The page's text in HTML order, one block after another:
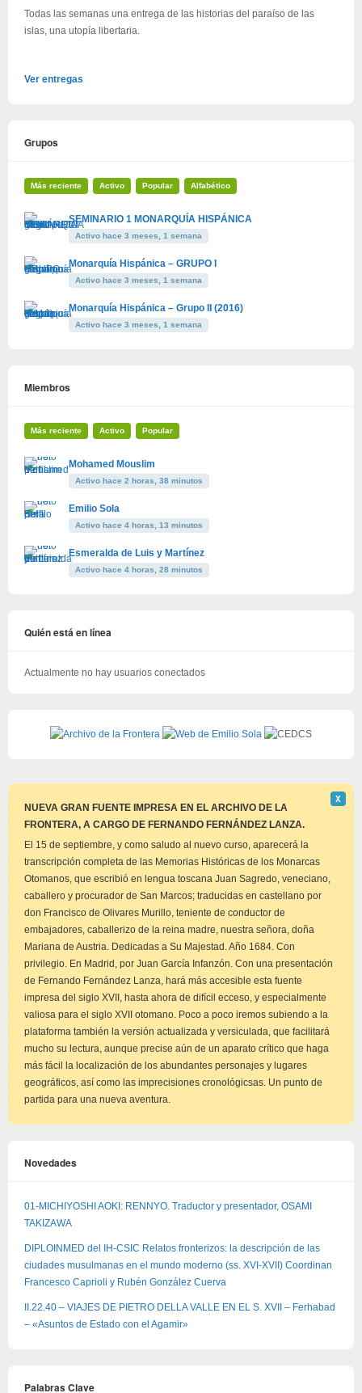
Todas las semanas una entrega de las historias del paraíso de las
islas, una utopía libertaria.
Ver entregas
Grupos
Más reciente Activo Popular Alfabético
SEMINARIO 1 MONARQUÍA HISPÁNICA
Activo hace 3 meses, 1 semana
Monarquía Hispánica – GRUPO I
Activo hace 3 meses, 1 semana
Monarquía Hispánica – Grupo II (2016)
Activo hace 3 meses, 1 semana
Miembros
Más reciente Activo Popular
Mohamed Mouslim
Activo hace 2 horas, 38 minutos
Emilio Sola
Activo hace 4 horas, 13 minutos
Esmeralda de Luis y Martínez
Activo hace 4 horas, 28 minutos
Quién está en línea
Actualmente no hay usuarios conectados
NUEVA GRAN FUENTE IMPRESA EN EL ARCHIVO DE LA
FRONTERA, A CARGO DE FERNANDO FERNÁNDEZ LANZA.
este
Χ
El 15 de septiembre, y como saludo al nuevo curso, aparecerá la
transcripción completa de las Memorias Históricas de los Monarcas
Otomanos, que escribió en lengua toscana Juan Sagredo, veneciano,
caballero y procurador de San Marcos; traducidas en castellano por
don Francisco de Olivares Murillo, teniente de conductor de
embajadores, caballerizo de la reina madre, nuestra señora, doña
Mariana de Austria. Dedicadas a Su Majestad. Año 1684. Con
privilegio. En Madrid, por Juan García Infanzón. Con una presentación
de Fernando Fernández Lanza, hará más accesible esta fuente
impresa del siglo XVII, hasta ahora de difícil ecceso, y especialmente
valiosa para el siglo XVII otomano. Poco a poco iremos subiendo a la
plataforma también la versión actualizada y versiculada, que facilitará
mucho su lectura, aunque precise aún de un aparato crítico que haga
más fácil la localización de los abundantes personajes y lugares
geográficos, así como las imprecisiones cronológicsas. Un punto de
partida para una nueva aventura.
Novedades
01-MICHIYOSHI AOKI: RENNYO. Traductor y presentador, OSAMI
TAKIZAWA
DIPLOINMED del IH-CSIC Relatos fronterizos: la descripción de las
ciudades musulmanas en el mundo moderno (ss. XVI-XVII) Coordinan
Francesco Caprioli y Rubén González Cuerva
II.22.40 – VIAJES DE PIETRO DELLA VALLE EN EL S. XVII – Ferhabad
– «Asuntos de Estado con el Agamir»
Palabras Clave